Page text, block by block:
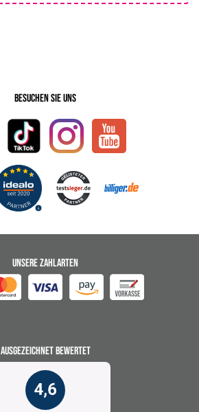
Besuchen Sie uns
UNSERE ZAHLARTEN
AUSGEZEICHNET BEWERTET